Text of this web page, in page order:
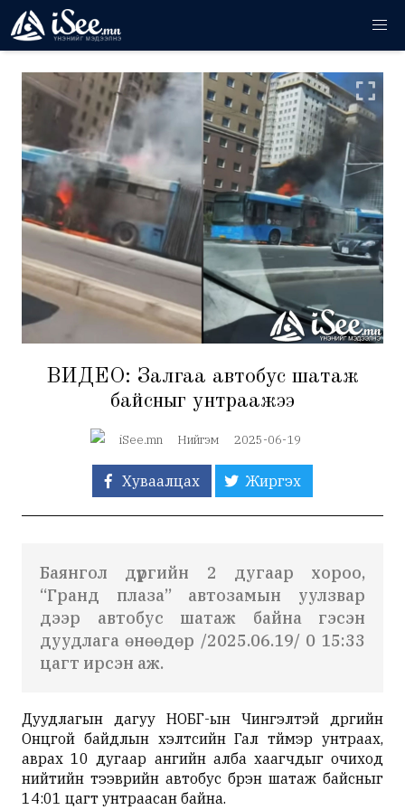
ВИДЕО: Залгаа автобус шатаж
байсныг унтраажээ
iSee.mn Нийгэм 2025-06-19
Хуваалцах Жиргэх
Баянгол дүүргийн 2 дугаар хороо,
“Гранд плаза” автозамын уулзвар
дээр автобус шатаж байна гэсэн
дуудлага өнөөдөр /2025.06.19/ 0 15:33
цагт ирсэн аж.
Дуудлагын дагуу НОБГ-ын Чингэлтэй дүүргийн
Онцгой байдлын хэлтсийн Гал түймэр унтраах,
аврах 10 дугаар ангийн алба хаагчдыг очиход
нийтийн тээврийн автобус бүрэн шатаж байсныг
14:01 цагт унтраасан байна.